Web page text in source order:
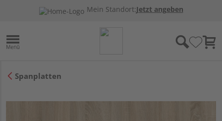
Mein Standort:Jetzt angeben
Spanplatten